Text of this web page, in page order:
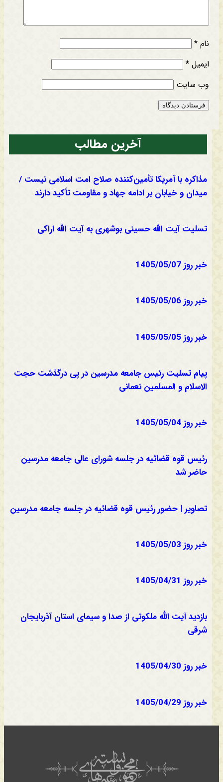
نام *
ایمیل *
وب‌ سایت
آخرین مطالب
مذاکره با آمریکا تأمین‌کننده صلاح امت اسلامی نیست /
میدان و خیابان بر ادامه جهاد و مقاومت تأکید دارند
تسلیت آیت الله حسینی بوشهری به آیت الله اراکی
خبر روز 1405/05/07
خبر روز 1405/05/06
خبر روز 1405/05/05
پیام تسلیت رئیس جامعه مدرسین در پی درگذشت حجت
الاسلام و المسلمین نعمانی
خبر روز 1405/05/04
رئیس قوه قضائیه در جلسه شورای عالی جامعه مدرسین
حاضر شد
تصاویر | حضور رئیس قوه قضائیه در جلسه جامعه مدرسین
خبر روز 1405/05/03
خبر روز 1405/04/31
بازدید آیت الله ملکوتی از صدا و سیمای استان آذربایجان
شرقی
خبر روز 1405/04/30
خبر روز 1405/04/29